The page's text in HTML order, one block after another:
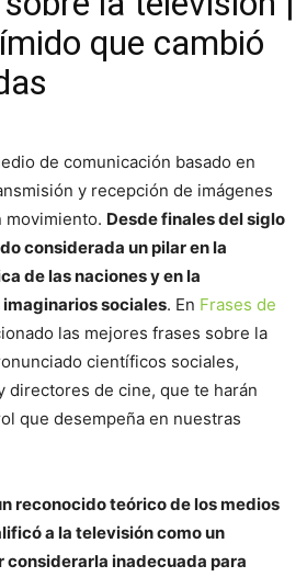
que cambió
de comunicación basado en
y recepción de imágenes
movimiento. Desde finales del siglo
considerada un pilar en la
de las naciones y en la
sociales. En Frases de
las mejores frases sobre la
científicos sociales,
directores de cine, que te harán
que desempeña en nuestras
reconocido teórico de los medios
a la televisión como un
considerarla inadecuada para